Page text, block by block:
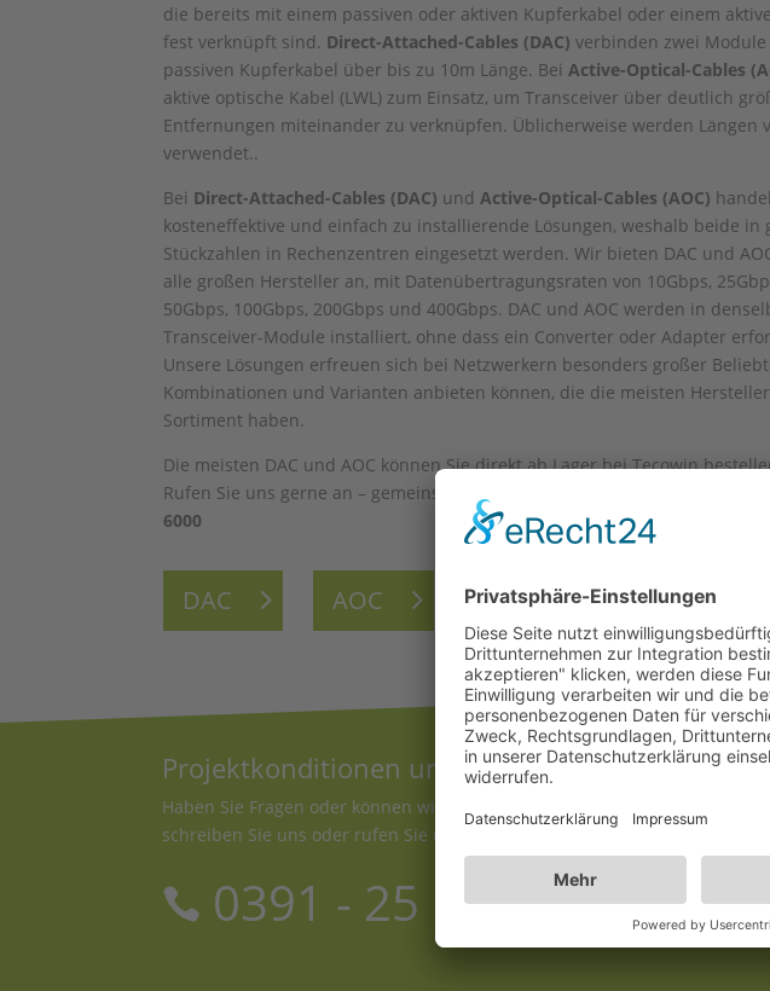
die bereits mit einem passiven oder aktiven Kupferkabel oder einem
fest verknüpft sind. Direct-Attached-Cables (DAC) verbinden zwei
passiven Kupferkabel über bis zu 10m Länge. BeiActive-Optical-Cables
aktive optische Kabel (LWL) zum Einsatz, um Transceiver über deutlich
Entfernungen miteinander zu verknüpfen. Üblicherweise werden Längen
verwendet..
Bei Direct-Attached-Cables (DAC) undActive-Optical-Cables (AOC)
kosteneffektive und einfach zu installierende Lösungen, weshalb beide in
Stückzahlen in Rechenzentren eingesetzt werden. Wir bieten DAC und
alle großen Hersteller an, mit Datenübertragungsraten von 10Gbps,
50Gbps, 100Gbps, 200Gbps und 400Gbps. DAC und AOC werden in
Transceiver-Module installiert, ohne dass ein Converter oder Adapter
Unsere Lösungen erfreuen sich bei Netzwerkern besonders großer
Kombinationen und Varianten anbieten können, die die meisten
Sortiment haben.
Die meisten DAC und AOC können Sie direkt ab Lager bei Tecowin
Rufen Sie uns gerne an – gemeinsam finden wir die richtige Lösung für Sie.
6000
DAC AOC
Projektkonditionen und Händlerpreise auf
Haben Sie Fragen oder können wir Ihnen ein unverbindliches Angebot
schreiben Sie uns oder rufen Sie uns an!
0391 - 25 19 6000